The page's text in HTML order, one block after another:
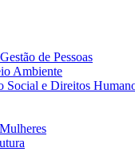
de Pessoas
Ambiente
Social e Direitos